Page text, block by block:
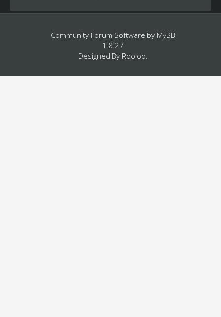
Community Forum Software by MyBB
1.8.27
Designed By Rooloo.